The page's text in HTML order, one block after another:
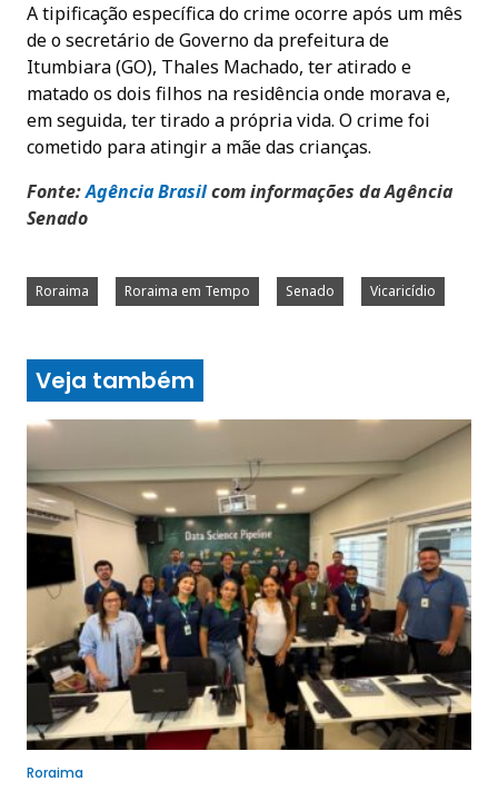
A tipificação específica do crime ocorre após um mês
de o secretário de Governo da prefeitura de
Itumbiara (GO), Thales Machado, ter atirado e
matado os dois filhos na residência onde morava e,
em seguida, ter tirado a própria vida. O crime foi
cometido para atingir a mãe das crianças.
Fonte:Agência Brasilcom informações da Agência
Senado
Roraima Roraima em Tempo Senado Vicaricídio
Veja também
Roraima